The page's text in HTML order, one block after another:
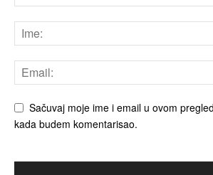
Sačuvaj moje ime i email u ovom
kada budem komentarisao.